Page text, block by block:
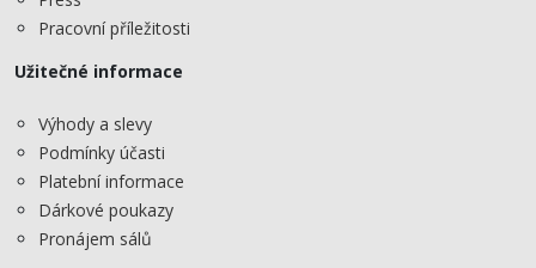
Pracovní příležitosti
Užitečné informace
Výhody a slevy
Podmínky účasti
Platební informace
Dárkové poukazy
Pronájem sálů